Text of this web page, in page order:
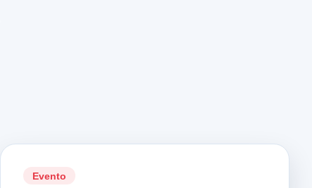
Evento